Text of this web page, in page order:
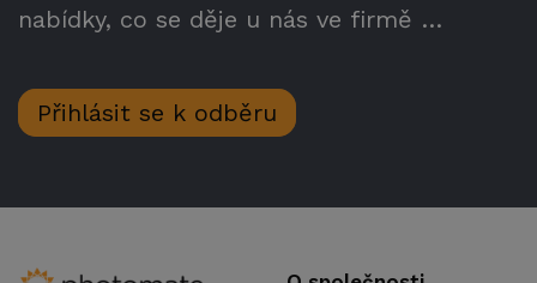
nabídky, co se děje u nás ve firmě …
Přihlásit se k odběru